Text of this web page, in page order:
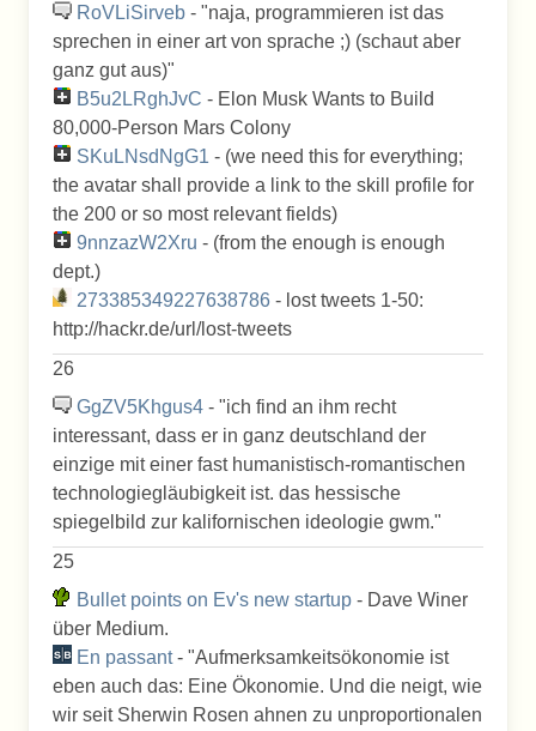
RoVLiSirveb - "naja, programmieren ist das
sprechen in einer art von sprache ;) (schaut aber
ganz gut aus) "
B5u2LRghJvC - Elon Musk Wants to Build
80,000-Person Mars Colony
SKuLNsdNgG1 - (we need this for everything;
the avatar shall provide a link to the skill profile for
the 200 or so most relevant fields)
9nnzazW2Xru - (from the enough is enough
dept.)
273385349227638786 - lost tweets 1-50:
http://hackr.de/url/lost-tweets
26
GgZV5Khgus4 - "ich find an ihm recht
interessant, dass er in ganz deutschland der
einzige mit einer fast humanistisch-romantischen
technologiegläubigkeit ist. das hessische
spiegelbild zur kalifornischen ideologie gwm. "
25
Bullet points on Ev's new startup - Dave Winer
über Medium.
En passant- "Aufmerksamkeitsökonomie ist
eben auch das: Eine Ökonomie. Und die neigt, wie
wir seit Sherwin Rosen ahnen zu unproportionalen